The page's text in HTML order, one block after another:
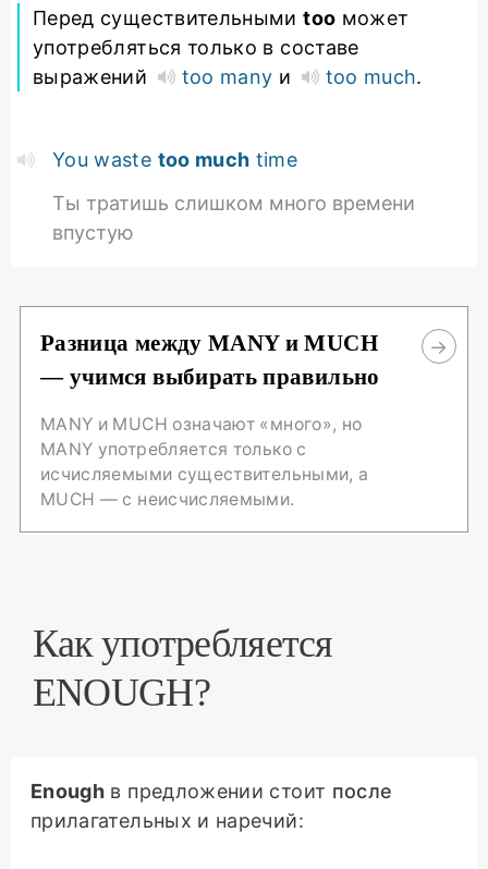
Перед существительнымиtoo может
употребляться только в составе
выражений
too many и too much.
You waste too much time
Ты тратишь слишком много времени
впустую
Разница между MANY и MUCH
— учимся выбирать правильно
MANY и MUCH означают «много», но
MANY употребляется только с
исчисляемыми существительными, а
MUCH — с неисчисляемыми.
Как употребляется
ENOUGH?
Enough в предложении стоит после
прилагательных и наречий: